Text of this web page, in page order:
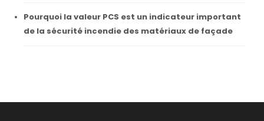
Pourquoi la valeur PCS est un indicateur important
de la sécurité incendie des matériaux de façade